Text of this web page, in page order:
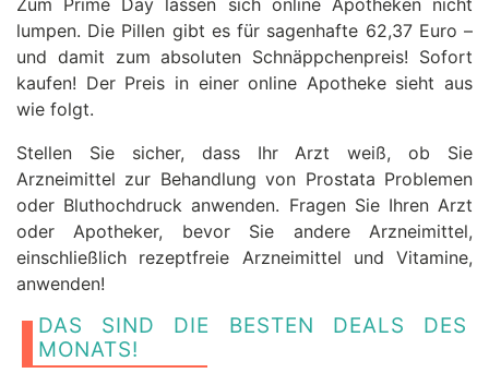
Zum Prime Day lassen sich online Apotheken nicht
lumpen. Die Pillen gibt es für sagenhafte 62,37 Euro –
und damit zum absoluten Schnäppchenpreis! Sofort
kaufen! Der Preis in einer online Apotheke sieht aus
wie folgt.
Stellen Sie sicher, dass Ihr Arzt weiß, ob Sie
Arzneimittel zur Behandlung von Prostata Problemen
oder Bluthochdruck anwenden. Fragen Sie Ihren Arzt
oder Apotheker, bevor Sie andere Arzneimittel,
einschließlich rezeptfreie Arzneimittel und Vitamine,
anwenden!
DAS SIND DIE BESTEN DEALS DES
MONATS!